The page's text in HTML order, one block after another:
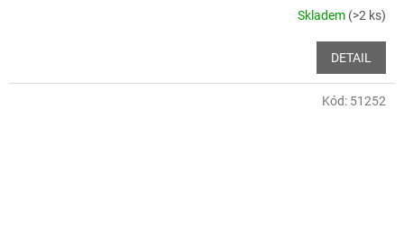
Skladem (>2 ks)
DETAIL
Kód: 51252